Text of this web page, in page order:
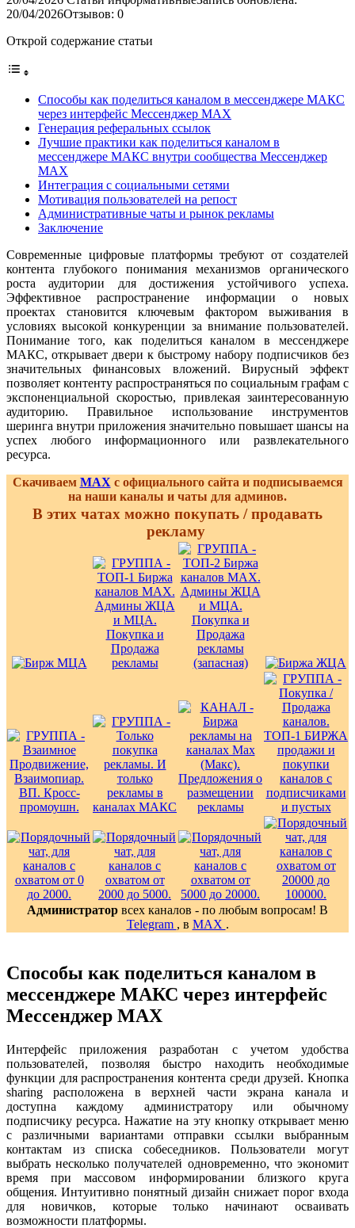
20/04/2026Отзывов: 0
Открой содержание статьи
Способы как поделиться каналом в мессенджере МАКС
через интерфейс Мессенджер MAX
Генерация реферальных ссылок
Лучшие практики как поделиться каналом в
мессенджере МАКС внутри сообщества Мессенджер
MAX
Интеграция с социальными сетями
Мотивация пользователей на репост
Административные чаты и рынок рекламы
Заключение
Современные цифровые платформы требуют от создателей
контента глубокого понимания механизмов органического
роста аудитории для достижения устойчивого успеха.
Эффективное распространение информации о новых
проектах становится ключевым фактором выживания в
условиях высокой конкуренции за внимание пользователей.
Понимание того, как поделиться каналом в мессенджере
МАКС, открывает двери к быстрому набору подписчиков без
значительных финансовых вложений. Вирусный эффект
позволяет контенту распространяться по социальным графам с
экспоненциальной скоростью, привлекая заинтересованную
аудиторию. Правильное использование инструментов
шеринга внутри приложения значительно повышает шансы на
успех любого информационного или развлекательного
ресурса.
Скачиваем MAX с официального сайта и подписываемся
на наши каналы и чаты для админов.
В этих чатах можно покупать / продавать
рекламу
Администратор всех каналов - по любым вопросам! В
Telegram , в MAX .
Способы как поделиться каналом в
мессенджере МАКС через интерфейс
Мессенджер MAX
Интерфейс приложения разработан с учетом удобства
пользователей, позволяя быстро находить необходимые
функции для распространения контента среди друзей. Кнопка
sharing расположена в верхней части экрана канала и
доступна каждому администратору или обычному
подписчику ресурса. Нажатие на эту кнопку открывает меню
с различными вариантами отправки ссылки выбранным
контактам из списка собеседников. Пользователи могут
выбрать несколько получателей одновременно, что экономит
время при массовом информировании близкого круга
общения. Интуитивно понятный дизайн снижает порог входа
для новичков, которые только начинают осваивать
возможности платформы.